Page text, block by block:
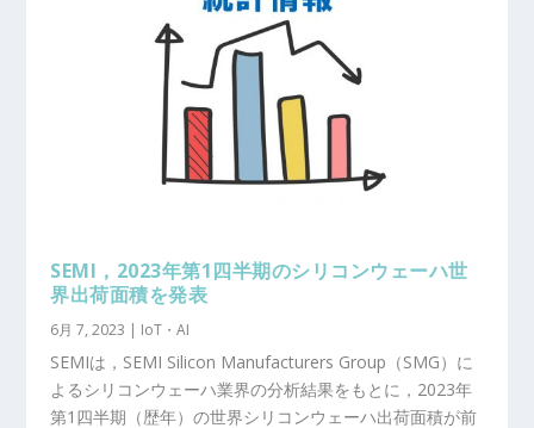
SEMI，2023年第1四半期のシリコンウェーハ世
界出荷面積を発表
6月 7, 2023 | IoT・AI
SEMIは，SEMI Silicon Manufacturers Group（SMG）に
よるシリコンウェーハ業界の分析結果をもとに，2023年
第1四半期（歴年）の世界シリコンウェーハ出荷面積が前